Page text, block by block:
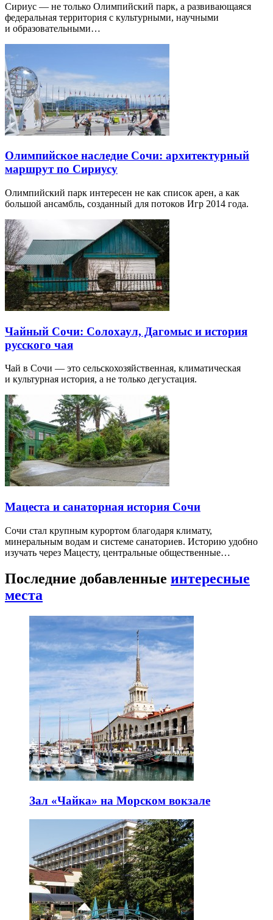
Сириус — не только Олимпийский парк, а развивающаяся
федеральная территория с культурными, научными
и образовательными…
Олимпийское наследие Сочи: архитектурный
маршрут по Сириусу
Олимпийский парк интересен не как список арен, а как
большой ансамбль, созданный для потоков Игр 2014 года.
Чайный Сочи: Солохаул, Дагомыс и история
русского чая
Чай в Сочи — это сельскохозяйственная, климатическая
и культурная история, а не только дегустация.
Мацеста и санаторная история Сочи
Сочи стал крупным курортом благодаря климату,
минеральным водам и системе санаториев. Историю удобно
изучать через Мацесту, центральные общественные…
Последние добавленные интересные
места
Зал «Чайка» на Морском вокзале